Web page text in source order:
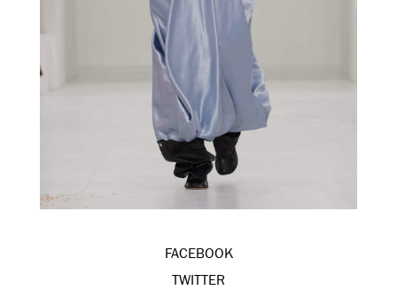
FACEBOOK
TWITTER